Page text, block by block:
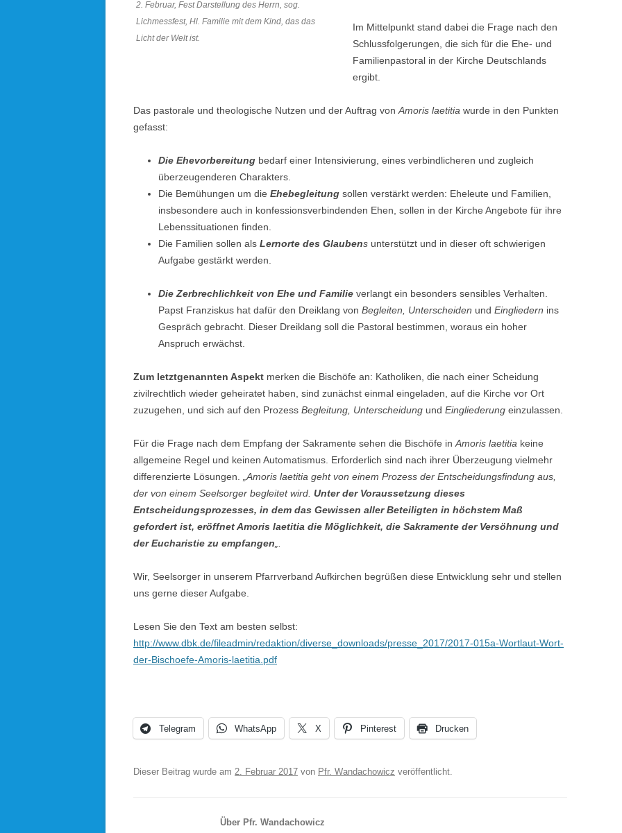
2. Februar, Fest Darstellung des Herrn, sog.
Lichmessfest, Hl. Familie mit dem Kind, das das
Licht der Welt ist.
Im Mittelpunkt stand dabei die Frage nach den
Schlussfolgerungen, die sich für die Ehe- und
Familienpastoral in der Kirche Deutschlands
ergibt.
Das pastorale und theologische Nutzen und der Auftrag vonAmoris laetitia wurde in den Punkten
gefasst:
Die Ehevorbereitung bedarf einer Intensivierung, eines verbindlicheren und zugleich
überzeugenderen Charakters.
Die Bemühungen um die Ehebegleitung sollen verstärkt werden: Eheleute und Familien,
insbesondere auch in konfessionsverbindenden Ehen, sollen in der Kirche Angebote für ihre
Lebenssituationen finden.
Die Familien sollen als Lernorte des Glaubens unterstützt und in dieser oft schwierigen
Aufgabe gestärkt werden.
Die Zerbrechlichkeit von Ehe und Familie verlangt ein besonders sensibles Verhalten.
Papst Franziskus hat dafür den Dreiklang von Begleiten, Unterscheiden und Eingliedern ins
Gespräch gebracht. Dieser Dreiklang soll die Pastoral bestimmen, woraus ein hoher
Anspruch erwächst.
Zum letztgenannten Aspekt merken die Bischöfe an: Katholiken, die nach einer Scheidung
zivilrechtlich wieder geheiratet haben, sind zunächst einmal eingeladen, auf die Kirche vor Ort
zuzugehen, und sich auf den Prozess Begleitung, Unterscheidung und Eingliederung einzulassen.
Für die Frage nach dem Empfang der Sakramente sehen die Bischöfe inAmoris laetitia keine
allgemeine Regel und keinen Automatismus. Erforderlich sind nach ihrer Überzeugung vielmehr
differenzierte Lösungen. „Amoris laetitia geht von einem Prozess der Entscheidungsfindung aus,
der von einem Seelsorger begleitet wird. Unter der Voraussetzung dieses
Entscheidungsprozesses, in dem das Gewissen aller Beteiligten in höchstem Maß
gefordert ist, eröffnet Amoris laetitia die Möglichkeit, die Sakramente der Versöhnung und
der Eucharistie zu empfangen„.
Wir, Seelsorger in unserem Pfarrverband Aufkirchen begrüßen diese Entwicklung sehr und stellen
uns gerne dieser Aufgabe.
Lesen Sie den Text am besten selbst:
http://www.dbk.de/fileadmin/redaktion/diverse_downloads/presse_2017/2017-015a-Wortlaut-Wort-
der-Bischoefe-Amoris-laetitia.pdf
Telegram WhatsApp X Pinterest Drucken
Dieser Beitrag wurde am 2. Februar 2017 von Pfr. Wandachowicz veröffentlicht.
Über Pfr. Wandachowicz